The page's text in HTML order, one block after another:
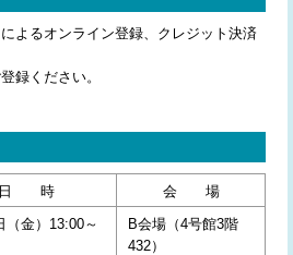
よるオンライン登録、クレジット決済
録ください。
日 時 会 場
（金）13:00～
B会場（4号館3階
432）